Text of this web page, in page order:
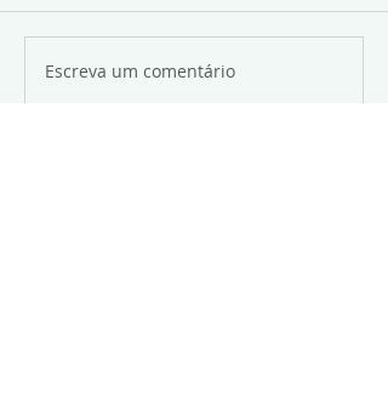
Escreva um comentário